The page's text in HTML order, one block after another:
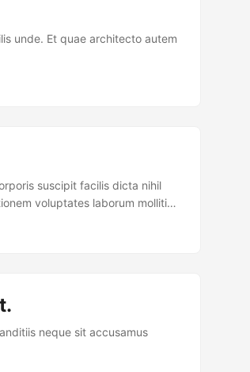
unde. Et quae architecto autem
suscipit facilis dicta nihil
voluptates laborum mollitia
neque sit accusamus